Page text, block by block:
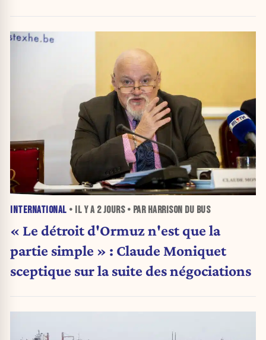
INTERNATIONAL • IL Y A 2 JOURS• PAR HARRISON DU BUS
« Le détroit d'Ormuz n'est que la
partie simple » : Claude Moniquet
sceptique sur la suite des négociations